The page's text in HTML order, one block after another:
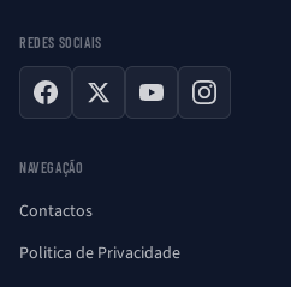
REDES SOCIAIS
Facebook
X YouTubeInstagram
NAVEGAÇÃO
Contactos
Politica de Privacidade